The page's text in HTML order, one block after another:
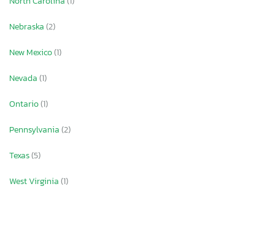
Nebraska(2)
New Mexico(1)
Nevada(1)
Ontario(1)
Pennsylvania(2)
Texas(5)
West Virginia(1)